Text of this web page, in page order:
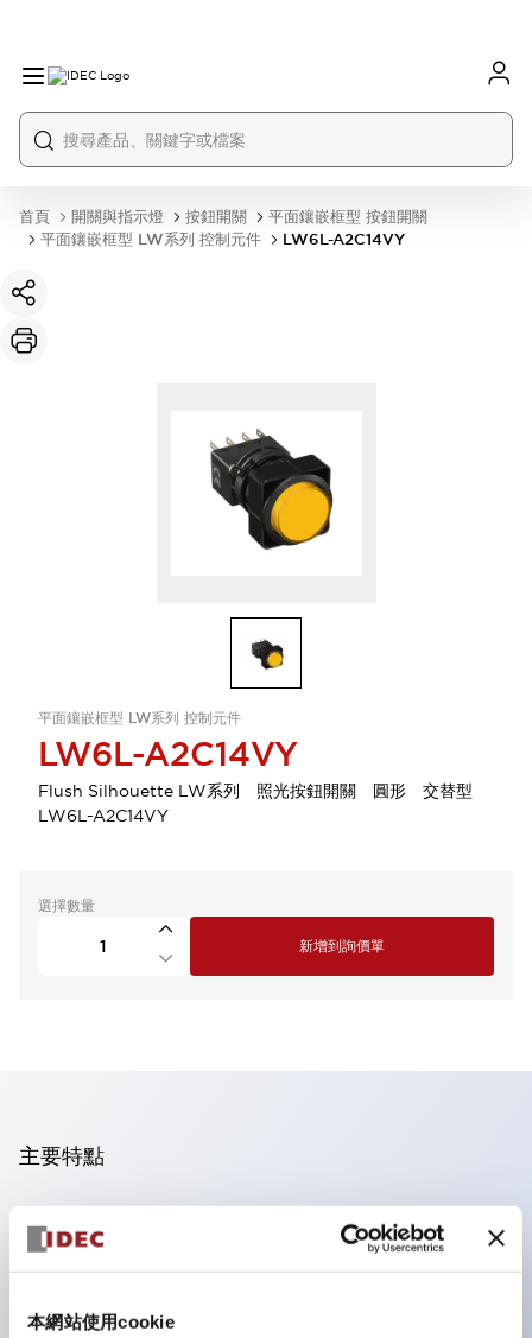
本網站使用cookie
首頁 開關與指示燈 按鈕開關
平面鑲嵌框型 按鈕開關
平面鑲嵌框型 LW系列 控制元件
LW6L-A2C14VY
平面鑲嵌框型 LW系列 控制元件
LW6L-A2C14VY
Flush Silhouette LW系列 照光按鈕開關 圓形 交替型
LW6L-A2C14VY
選擇數量
新增到詢價單
主要特點
附鎖選擇開關採用高安全性的彈子鎖結構